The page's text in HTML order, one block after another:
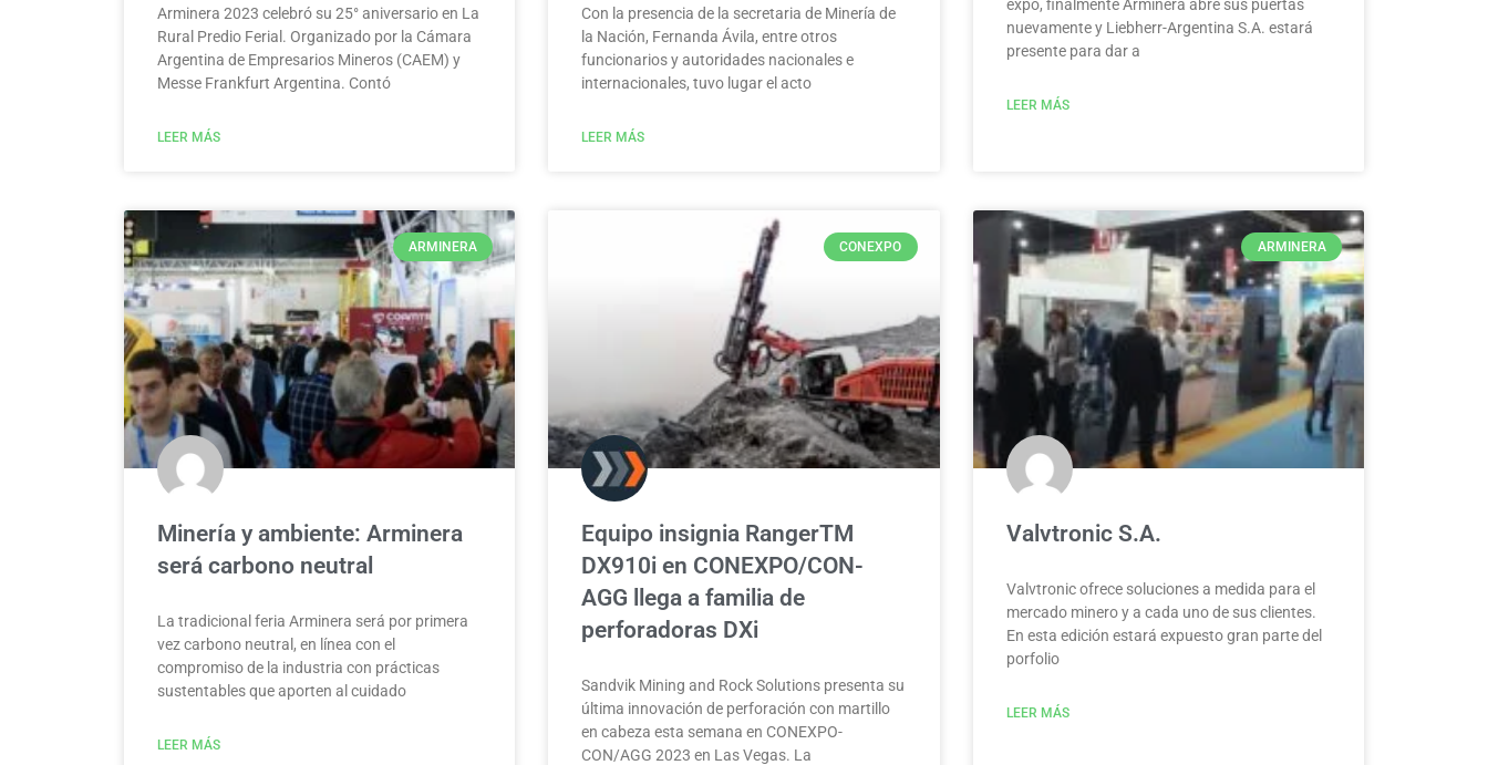
Arminera 2023 celebró su 25° aniversario en La
Rural Predio Ferial. Organizado por la Cámara
Argentina de Empresarios Mineros (CAEM) y
Messe Frankfurt Argentina. Contó
LEER MÁS
Con la presencia de la secretaria de Minería de
la Nación, Fernanda Ávila, entre otros
funcionarios y autoridades nacionales e
internacionales, tuvo lugar el acto
LEER MÁS
expo, finalmente Arminera abre sus puertas
nuevamente y Liebherr-Argentina S.A. estará
presente para dar a
LEER MÁS
ARMINERA
Minería y ambiente: Arminera
será carbono neutral
La tradicional feria Arminera será por primera
vez carbono neutral, en línea con el
compromiso de la industria con prácticas
sustentables que aporten al cuidado
LEER MÁS
CONEXPO
Equipo insignia RangerTM
DX910i en CONEXPO/CON-
AGG llega a familia de
perforadoras DXi
Sandvik Mining and Rock Solutions presenta su
última innovación de perforación con martillo
en cabeza esta semana en CONEXPO-
CON/AGG 2023 en Las Vegas. La
ARMINERA
Valvtronic S.A.
Valvtronic ofrece soluciones a medida para el
mercado minero y a cada uno de sus clientes.
En esta edición estará expuesto gran parte del
porfolio
LEER MÁS